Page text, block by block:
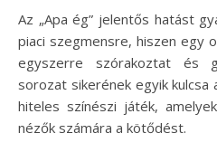
Az „Apa ég” jelentős hatást
piaci szegmensre, hiszen egy
egyszerre szórakoztat és
sorozat sikerének egyik
hiteles színészi játék,
nézők számára a kötődést.